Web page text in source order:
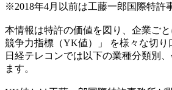
※2018年4月以前は工藤一郎国際特許
本情報は特許の価値を図り、企業ご
競争力指標（YK値）」 を様々な切り
日経テレコンでは以下の業種分類別
ます。